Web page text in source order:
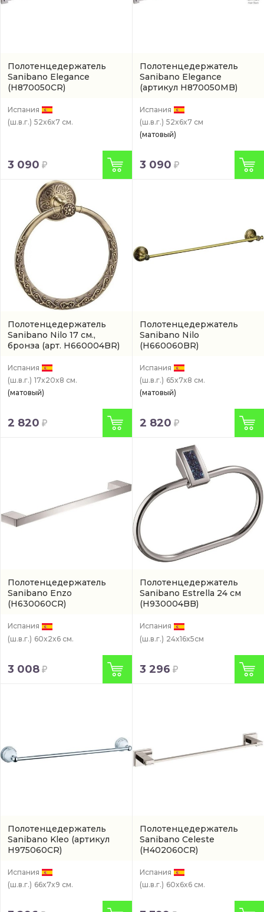
Полотенцедержатель
Sanibano Elegance
(H870050CR)
Испания
(ш.в.г.) 52x6x7 см.
3 090
Полотенцедержатель
Sanibano Elegance
(артикул H870050MB)
Испания
(ш.в.г.) 52x6x7 см
(матовый)
3 090
Полотенцедержатель
Sanibano Nilo 17 см.,
бронза (арт. H660004BR)
Испания
(ш.в.г.) 17x20x8 см.
(матовый)
2 820
Полотенцедержатель
Sanibano Nilo
(H660060BR)
Испания
(ш.в.г.) 65x7x8 см.
(матовый)
2 820
Полотенцедержатель
Sanibano Enzo
(H630060CR)
Испания
(ш.в.г.) 60x2x6 см.
3 008
Полотенцедержатель
Sanibano Estrella 24 см
(H930004BB)
Испания
(ш.в.г.) 24x16x5см
3 296
Полотенцедержатель
Sanibano Kleo (артикул
H975060CR)
Испания
(ш.в.г.) 66x7x9 см.
Полотенцедержатель
Sanibano Celeste
(H402060CR)
Испания
(ш.в.г.) 60x6x6 см.